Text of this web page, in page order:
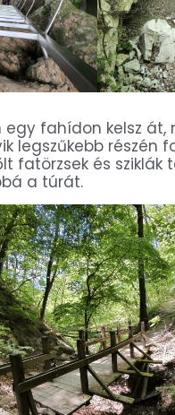
egy fahídon kelsz át,
legszűkebb részén
fatörzsek és sziklák
a túrát.